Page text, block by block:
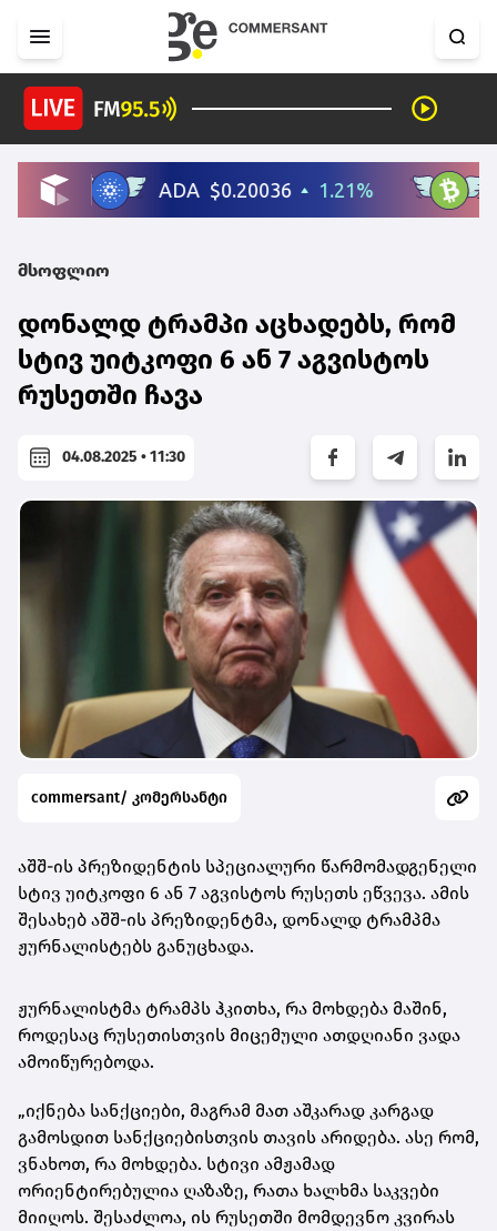
მსოფლიო
დონალდ ტრამპი აცხადებს, რომ
სტივ უიტკოფი 6 ან 7 აგვისტოს
რუსეთში ჩავა
04.08.2025 • 11:30
commersant/ კომერსანტი
აშშ-ის პრეზიდენტის სპეციალური წარმომადგენელი
სტივ უიტკოფი 6 ან 7 აგვისტოს რუსეთს ეწვევა. ამის
შესახებ აშშ-ის პრეზიდენტმა, დონალდ ტრამპმა
ჟურნალისტებს განუცხადა.
ჟურნალისტმა ტრამპს ჰკითხა, რა მოხდება მაშინ,
როდესაც რუსეთისთვის მიცემული ათდღიანი ვადა
ამოიწურებოდა.
„იქნება სანქციები, მაგრამ მათ აშკარად კარგად
გამოსდით სანქციებისთვის თავის არიდება. ასე რომ,
ვნახოთ, რა მოხდება. სტივი ამჟამად
ორიენტირებულია ღაზაზე, რათა ხალხმა საკვები
მიიღოს. შესაძლოა, ის რუსეთში მომდევნო კვირას